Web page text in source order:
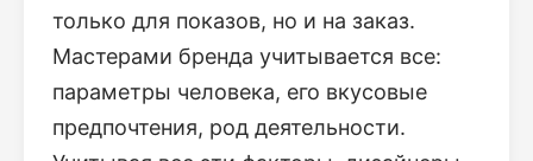
только для показов, но и на заказ.
Мастерами бренда учитывается все:
параметры человека, его вкусовые
предпочтения, род деятельности.